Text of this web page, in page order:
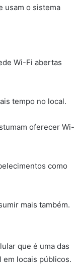
usam o sistema
Wi-Fi abertas
tempo no local.
oferecer Wi-
como
mais também.
que é uma das
em locais públicos.